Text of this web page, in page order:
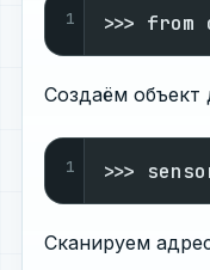
1 >>> from
Создаём объект
1 >>>
Сканируем